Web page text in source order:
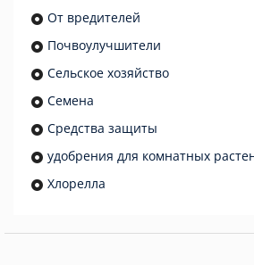
От вредителей
Почвоулучшители
Сельское хозяйство
Семена
Средства защиты
удобрения для комнатных
Хлорелла